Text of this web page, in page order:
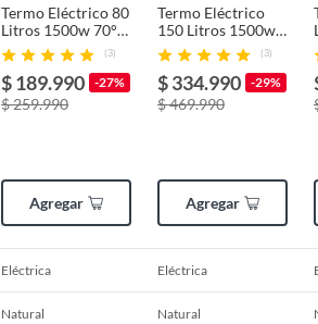
Termo Eléctrico 80
Litros 1500w 70°c
PRIMATERM
(3)
$ 189.990 -27%
$ 259.990
Agregar
Termo Eléctrico
150 Litros 1500w
70°c PRIMATERM
(3)
$ 334.990 -29%
$ 469.990
Agregar
Eléctrica Eléctrica
Natural Natural